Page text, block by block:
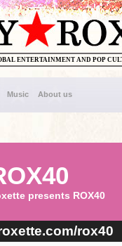
ENTERTAINMENT AND POP
Music About us
presents ROX40
rox40